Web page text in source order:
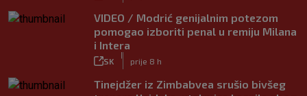
VIDEO / Modrić genijalnim potezom
pomogao izboriti penal u remiju Milana
i Intera
SK prije 8 h
Tinejdžer iz Zimbabvea srušio bivšeg